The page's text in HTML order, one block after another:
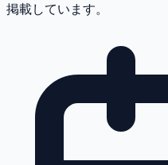
掲載しています。